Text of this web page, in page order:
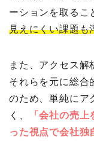
ーションを取るこ
見えにくい課題も
また、アクセス解
それらを元に総合
のため、単純にア
く、
「会社の売
った視点で会社独